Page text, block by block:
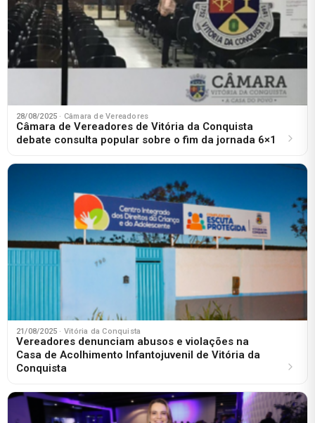
28/08/2025 · Câmara de Vereadores
Câmara de Vereadores de Vitória da Conquista
debate consulta popular sobre o fim da jornada 6×1
21/08/2025 · Vitória da Conquista
Vereadores denunciam abusos e violações na
Casa de Acolhimento Infantojuvenil de Vitória da
Conquista